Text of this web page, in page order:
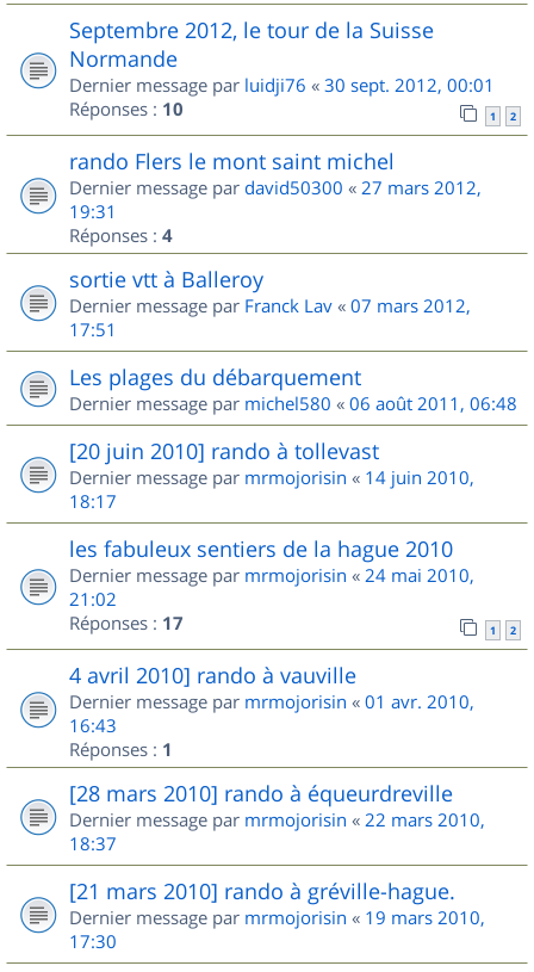
Septembre 2012, le tour de la Suisse
Normande
Dernier message par luidji76 « 30 sept. 2012, 00:01
Réponses : 10 1 2
rando Flers le mont saint michel
Dernier message par david50300 « 27 mars 2012,
19:31
Réponses : 4
sortie vtt à Balleroy
Dernier message par Franck Lav « 07 mars 2012,
17:51
Les plages du débarquement
Dernier message par michel580 « 06 août 2011, 06:48
[20 juin 2010] rando à tollevast
Dernier message par mrmojorisin « 14 juin 2010,
18:17
les fabuleux sentiers de la hague 2010
Dernier message par mrmojorisin « 24 mai 2010,
21:02
Réponses : 17 1 2
4 avril 2010] rando à vauville
Dernier message par mrmojorisin « 01 avr. 2010,
16:43
Réponses : 1
[28 mars 2010] rando à équeurdreville
Dernier message par mrmojorisin « 22 mars 2010,
18:37
[21 mars 2010] rando à gréville-hague.
Dernier message par mrmojorisin « 19 mars 2010,
17:30